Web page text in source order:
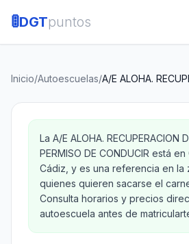
🚦DGTpuntos
Inicio/Autoescuelas/
La A/E ALOHA. RECUPERACION
PERMISO DE CONDUCIR está en
Cádiz, y es una referencia en la
quienes quieren sacarse el
Consulta horarios y precios
autoescuela antes de